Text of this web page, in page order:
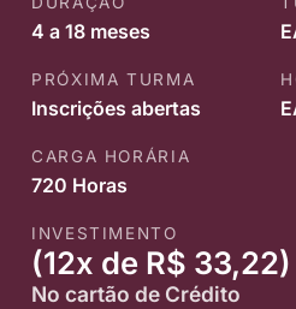
4 a 18 meses
PRÓXIMA TURMA
Inscrições abertas
CARGA HORÁRIA
720 Horas
INVESTIMENTO
(12x de R$ 33,22)
No cartão de Crédito